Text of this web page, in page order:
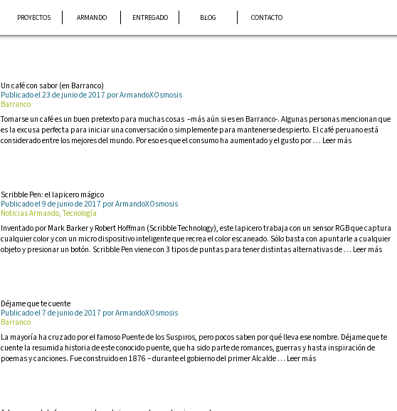
PROYECTOS ARMANDO ENTREGADO BLOG CONTACTO
Un café con sabor (en Barranco)
Publicado el 23 de junio de 2017 por ArmandoXOsmosis
Barranco
Tomarse un café es un buen pretexto para muchas cosas –más aún si es en Barranco-. Algunas personas mencionan que
es la excusa perfecta para iniciar una conversación o simplemente para mantenerse despierto. El café peruano está
considerado entre los mejores del mundo. Por eso es que el consumo ha aumentado y el gusto por … Leer más
Scribble Pen: el lapicero mágico
Publicado el 9 de junio de 2017 por ArmandoXOsmosis
Noticias Armando, Tecnología
Inventado por Mark Barker y Robert Hoffman (Scribble Technology), este lapicero trabaja con un sensor RGB que captura
cualquier color y con un micro dispositivo inteligente que recrea el color escaneado. Sólo basta con apuntarle a cualquier
objeto y presionar un botón. Scribble Pen viene con 3 tipos de puntas para tener distintas alternativas de … Leer más
Déjame que te cuente
Publicado el 7 de junio de 2017 por ArmandoXOsmosis
Barranco
La mayoría ha cruzado por el famoso Puente de los Suspiros, pero pocos saben por qué lleva ese nombre. Déjame que te
cuente la resumida historia de este conocido puente, que ha sido parte de romances, guerras y hasta inspiración de
poemas y canciones. Fue construido en 1876 – durante el gobierno del primer Alcalde … Leer más